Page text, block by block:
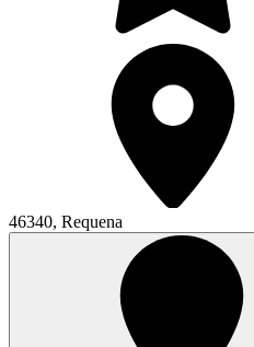
46340, Requena